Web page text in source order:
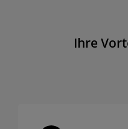
Ihre